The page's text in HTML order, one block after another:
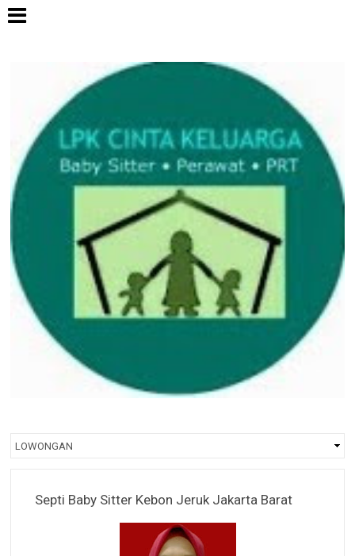
Septi Baby Sitter Kebon Jeruk Jakarta Barat